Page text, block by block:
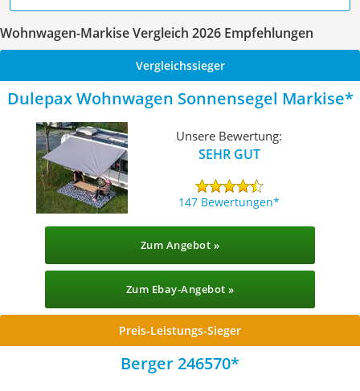
Wohnwagen-Markise Vergleich 2026 Empfehlungen
Vergleichssieger
Dulepax Wohnwagen Sonnensegel Markise
Unsere Bewertung:
SEHR GUT
147 Bewertungen
Zum Angebot »
Zum Ebay-Angebot »
Preis-Leistungs-Sieger
Berger 246570